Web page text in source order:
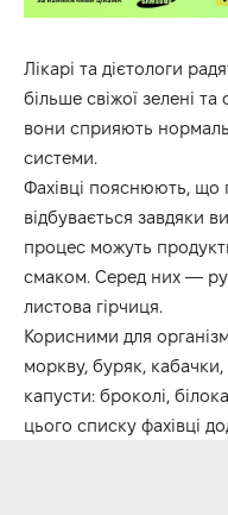
Лікарі та дієтологи
більше свіжої зелені
вони сприяють
системи.
Фахівці пояснюють, що
відбувається завдяки
процес можуть
смаком. Серед них —
листова гірчиця.
Корисними для
моркву, буряк, кабачки,
капусти: броколі,
цього списку фахівці